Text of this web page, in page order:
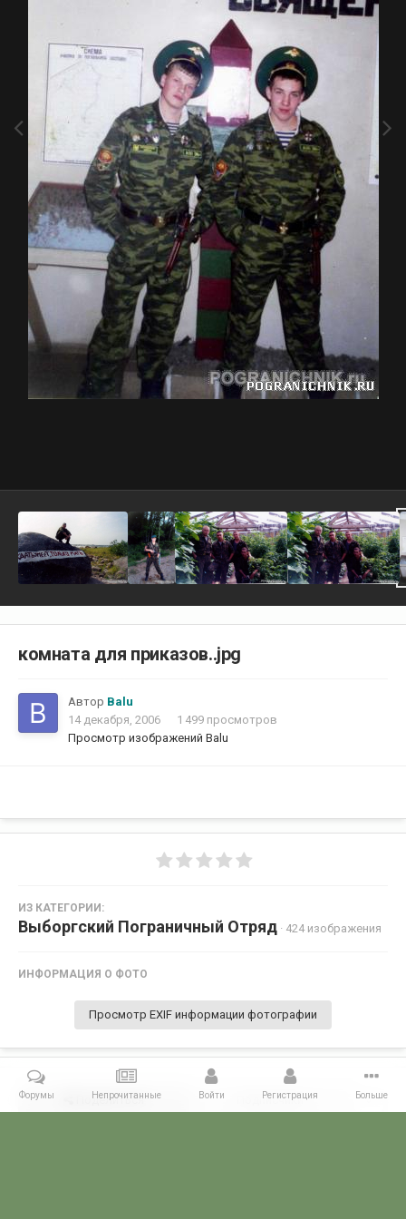
комната для приказов..jpg
Автор Balu
14 декабря, 2006
1 499 просмотров
Просмотр изображений Balu
ИЗ КАТЕГОРИИ:
Выборгский Пограничный Отряд · 424 изображения
ИНФОРМАЦИЯ О ФОТО
Просмотр EXIF информации фотографии
Поделиться Подписчики 0
Форумы Непрочитанные Войти Регистрация Больше